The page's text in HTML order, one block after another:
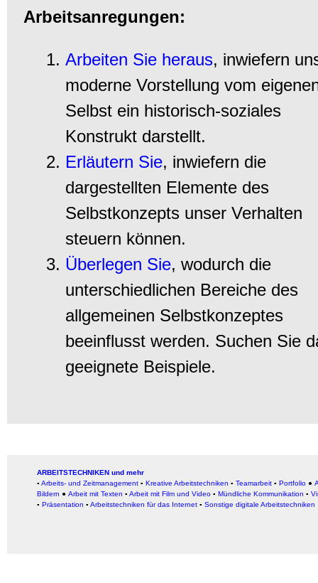
Arbeitsanregungen:
Arbeiten Sie heraus, inwiefern
moderne Vorstellung vom
Selbst ein historisch-soziales
Konstrukt darstellt.
Erläutern Sie, inwiefern die
dargestellten Elemente des
Selbstkonzepts unser Verhalten
steuern können.
Überlegen Sie, wodurch die
unterschiedlichen Bereiche des
allgemeinen Selbstkonzeptes
beeinflusst werden. Suchen Sie
geeignete Beispiele.
ARBEITSTECHNIKEN und mehr
▪ Arbeits- und Zeitmanagement ▪ Kreative Arbeitstechniken ▪ Teamarbeit ▪ Portfolio ●
Bildern ● Arbeit mit Texten ▪ Arbeit mit Film und Video ▪ Mündliche Kommunikation ▪
▪ Präsentation ▪ Arbeitstechniken für das Internet ▪ Sonstige digitale Arbeitstechniken